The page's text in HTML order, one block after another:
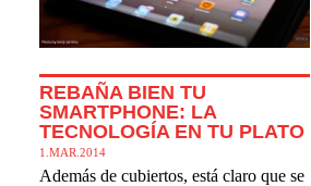
REBAÑA BIEN TU
SMARTPHONE: LA
TECNOLOGÍA EN TU PLATO
1.MAR.2014
Además de cubiertos, está claro que se